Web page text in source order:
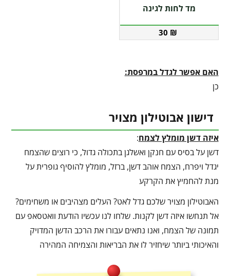
מד לחות לגינה
30 ₪
האם אפשר לגדל במרפסת:
כן
דישון אבוטילון מצויר
איזה דשן מומלץ לצמח:
דשן על בסיס עם חנקן ואשלגן בתכולה גדול, כי רוצים שהצמח
יגדל ויפרח, הצמח אוהב דשן, ברזל, מומלץ להוסיף גופרית על
מנת להחמיץ את הקרקע
האבוטילון מצויר שלכם גדל לאט? העלים מצהיבים או משחימים?
אל תנחשו איזה דשן לקנות. שלחו לנו עכשיו הודעת וואטסאפ עם
תמונה של הצמח, ואנו נתאים עבורו את הרכב הדשן המדויק
והאיכותי ביותר שיחזיר לו את הבריאות והצמיחה המהירה